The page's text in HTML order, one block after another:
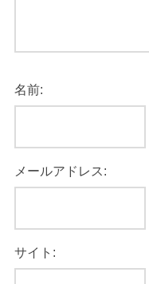
名前:
メールアドレス:
サイト: